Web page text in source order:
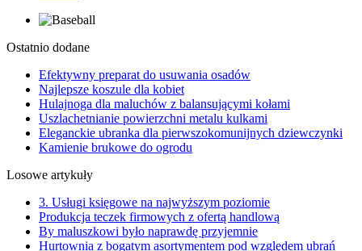
Ostatnio dodane
Efektywny preparat do usuwania osadów
Najlepsze koszule dla kobiet
Hulajnoga dla maluchów z balansującymi kołami
Uszlachetnianie powierzchni metalu kulkami
Eleganckie ubranka dla pierwszokomunijnych dziewczynki
Kamienie brukowe do ogrodu
Losowe artykuły
3. Usługi księgowe na najwyższym poziomie
Produkcja teczek firmowych z ofertą handlową
By maluszkowi było naprawdę przyjemnie
Hurtownia z bogatym asortymentem pod względem ubrań